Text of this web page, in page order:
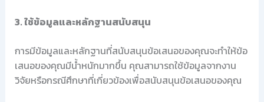
3. ใช้ข้อมูลและหลักฐานสนับสนุน
การมีข้อมูลและหลักฐานที่สนับสนุนข้อเสนอของคุณจะทำให้ข้อ
เสนอของคุณมีน้ำหนักมากขึ้น คุณสามารถใช้ข้อมูลจากงาน
วิจัยหรือกรณีศึกษาที่เกี่ยวข้องเพื่อสนับสนุนข้อเสนอของคุณ